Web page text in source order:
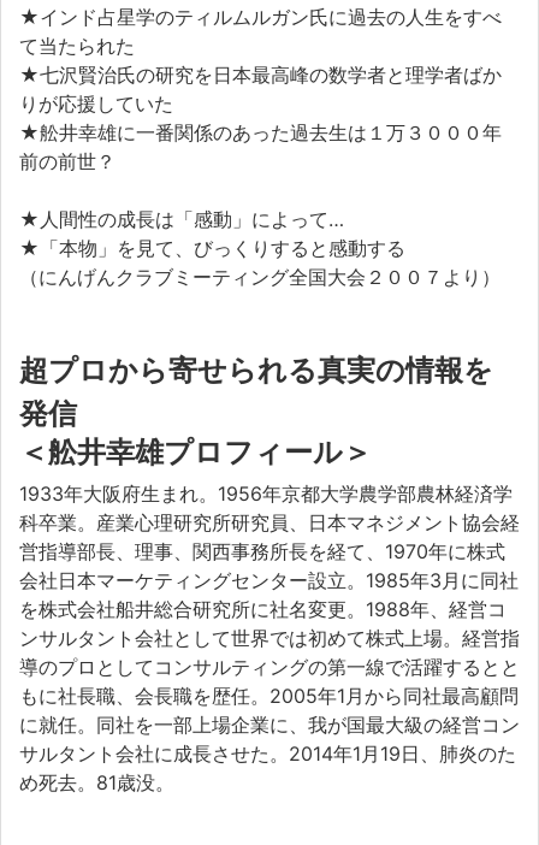
★インド占星学のティルムルガン氏に過去の人生をすべ
て当たられた
★七沢賢治氏の研究を日本最高峰の数学者と理学者ばか
りが応援していた
★舩井幸雄に一番関係のあった過去生は１万３０００年
前の前世？
★人間性の成長は「感動」によって…
★「本物」を見て、びっくりすると感動する
（にんげんクラブミーティング全国大会２００７より）
超プロから寄せられる真実の情報を
発信
＜舩井幸雄プロフィール＞
1933年大阪府生まれ。1956年京都大学農学部農林経済学
科卒業。産業心理研究所研究員、日本マネジメント協会経
営指導部長、理事、関西事務所長を経て、1970年に株式
会社日本マーケティングセンター設立。1985年3月に同社
を株式会社船井総合研究所に社名変更。1988年、経営コ
ンサルタント会社として世界では初めて株式上場。経営指
導のプロとしてコンサルティングの第一線で活躍するとと
もに社長職、会長職を歴任。2005年1月から同社最高顧問
に就任。同社を一部上場企業に、我が国最大級の経営コン
サルタント会社に成長させた。2014年1月19日、肺炎のた
め死去。81歳没。